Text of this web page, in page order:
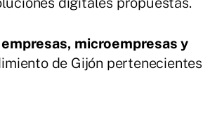
microempresas y
de Gijón pertenecientes